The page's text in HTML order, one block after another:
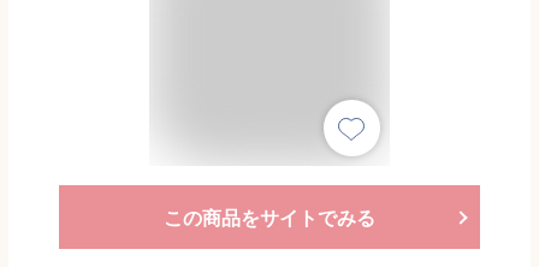
この商品をサイトでみる